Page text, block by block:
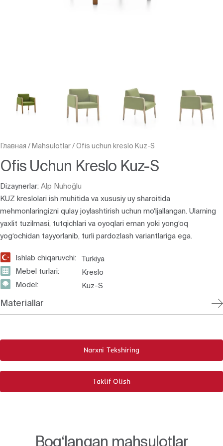
Главная / Mahsulotlar/Ofis uchun kreslo Kuz-S
Ofis Uchun Kreslo Kuz-S
Dizaynerlar: Alp Nuhoğlu
KUZ kreslolari ish muhitida va xususiy uy sharoitida
mehmonlaringizni qulay joylashtirish uchun mo‘ljallangan. Ularning
yaxlit tuzilmasi, tutqichlari va oyoqlari eman yoki yong‘oq
yog‘ochidan tayyorlanib, turli pardozlash variantlariga ega.
Ishlab chiqaruvchi:
Turkiya
Mebel turlari:
Kreslo
Model:
Kuz-S
Materiallar
Narxni Tekshiring
Taklif Olish
Bog‘langan mahsulotlar